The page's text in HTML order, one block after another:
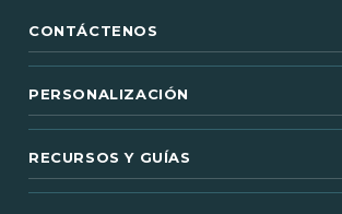
CONTÁCTENOS
PERSONALIZACIÓN
RECURSOS Y GUÍAS